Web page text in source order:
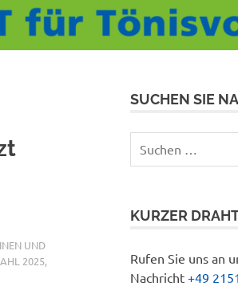
UND
2025,
SUCHEN SIE
nach:
KURZER
Rufen Sie uns an
Nachricht+49